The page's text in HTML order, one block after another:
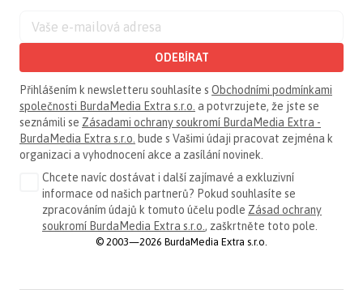
ODEBÍRAT
Přihlášením k newsletteru souhlasíte s Obchodními podmínkami
společnosti BurdaMedia Extra s.r.o. a potvrzujete, že jste se
seznámili se Zásadami ochrany soukromí BurdaMedia Extra -
BurdaMedia Extra s.r.o. bude s Vašimi údaji pracovat zejména k
organizaci a vyhodnocení akce a zasílání novinek.
Chcete navíc dostávat i další zajímavé a exkluzivní
informace od našich partnerů? Pokud souhlasíte se
zpracováním údajů k tomuto účelu podle Zásad ochrany
soukromí BurdaMedia Extra s.r.o., zaškrtněte toto pole.
© 2003—2026 BurdaMedia Extra s.r.o.